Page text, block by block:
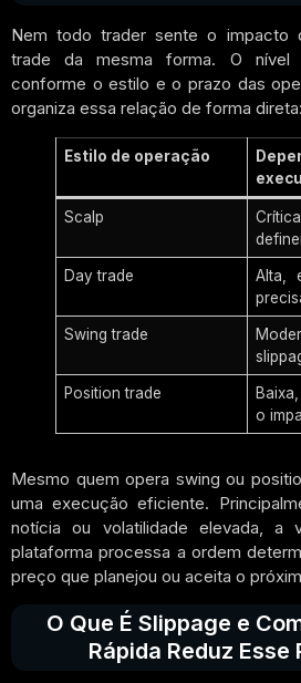
Nem todo trader sente o impacto
trade da mesma forma. O nível
conforme o estilo e o prazo das
organiza essa relação de forma direta:
Estilo de operação
Scalp
Day trade
Alta,
Swing trade
Position trade
o
Mesmo quem opera swing ou
uma execução eficiente.
notícia ou volatilidade elevada, a
plataforma processa a ordem
preço que planejou ou aceita o
O Que É Slippage e
Rápida Reduz Esse